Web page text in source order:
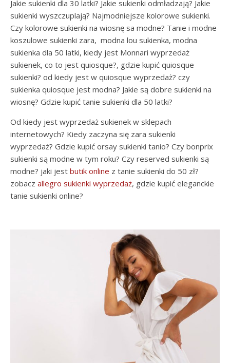
Jakie sukienki dla 30 latki? Jakie sukienki odmładzają? Jakie
sukienki wyszczuplają? Najmodniejsze kolorowe sukienki.
Czy kolorowe sukienki na wiosnę sa modne? Tanie i modne
koszulowe sukienki zara, modna lou sukienka, modna
sukienka dla 50 latki, kiedy jest Monnari wyprzedaż
sukienek, co to jest quiosque?, gdzie kupić quiosque
sukienki? od kiedy jest w quiosque wyprzedaż? czy
sukienka quiosque jest modna? Jakie są dobre sukienki na
wiosnę? Gdzie kupić tanie sukienki dla 50 latki?
Od kiedy jest wyprzedaż sukienek w sklepach
internetowych? Kiedy zaczyna się zara sukienki
wyprzedaż? Gdzie kupić orsay sukienki tanio? Czy bonprix
sukienki są modne w tym roku? Czy reserved sukienki są
modne? jaki jest butik online z tanie sukienki do 50 zł?
zobacz allegro sukienki wyprzedaż, gdzie kupić eleganckie
tanie sukienki online?